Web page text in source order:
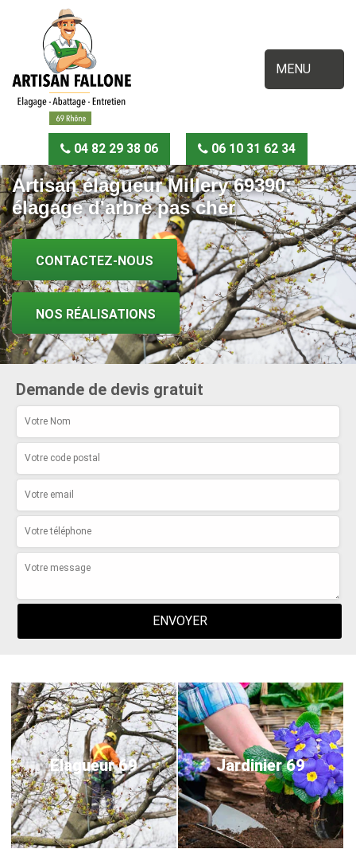
MENU
04 82 29 38 06 06 10 31 62 34
Artisan élagueur Millery 69390:
élagage d'arbre pas cher
CONTACTEZ-NOUS
NOS RÉALISATIONS
Demande de devis gratuit
Elagueur 69 Jardinier 69